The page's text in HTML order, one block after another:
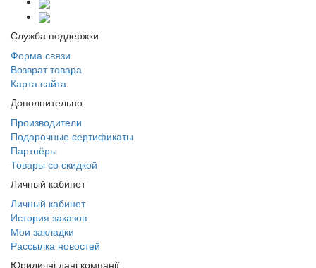
Служба поддержки
Форма связи
Возврат товара
Карта сайта
Дополнительно
Производители
Подарочные сертификаты
Партнёры
Товары со скидкой
Личный кабинет
Личный кабинет
История заказов
Мои закладки
Рассылка новостей
Юридичні дані компанії